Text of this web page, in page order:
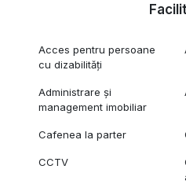
Acces pentru persoane
cu dizabilități
Administrare și
management imobiliar
Cafenea la parter
CCTV